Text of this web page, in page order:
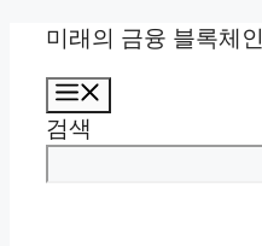
미래의 금융 블록체인
검색